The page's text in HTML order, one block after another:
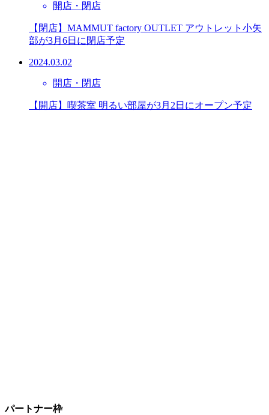
開店・閉店
【閉店】MAMMUT factory OUTLET アウトレット小矢
部が3月6日に閉店予定
2024.03.02
開店・閉店
【開店】喫茶室 明るい部屋が3月2日にオープン予定
パートナー枠